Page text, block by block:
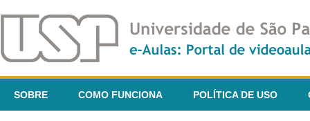
SOBRE COMO FUNCIONA POLÍTICA DE USO